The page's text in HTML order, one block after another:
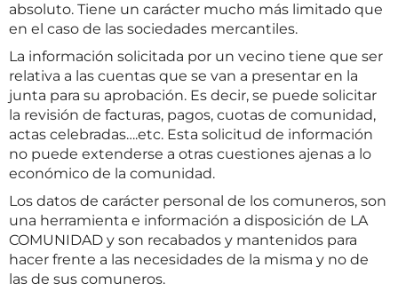
absoluto. Tiene un carácter mucho más limitado que
en el caso de las sociedades mercantiles.
La información solicitada por un vecino tiene que ser
relativa a las cuentas que se van a presentar en la
junta para su aprobación. Es decir, se puede solicitar
la revisión de facturas, pagos, cuotas de comunidad,
actas celebradas….etc. Esta solicitud de información
no puede extenderse a otras cuestiones ajenas a lo
económico de la comunidad.
Los datos de carácter personal de los comuneros, son
una herramienta e información a disposición de LA
COMUNIDAD y son recabados y mantenidos para
hacer frente a las necesidades de la misma y no de
las de sus comuneros.